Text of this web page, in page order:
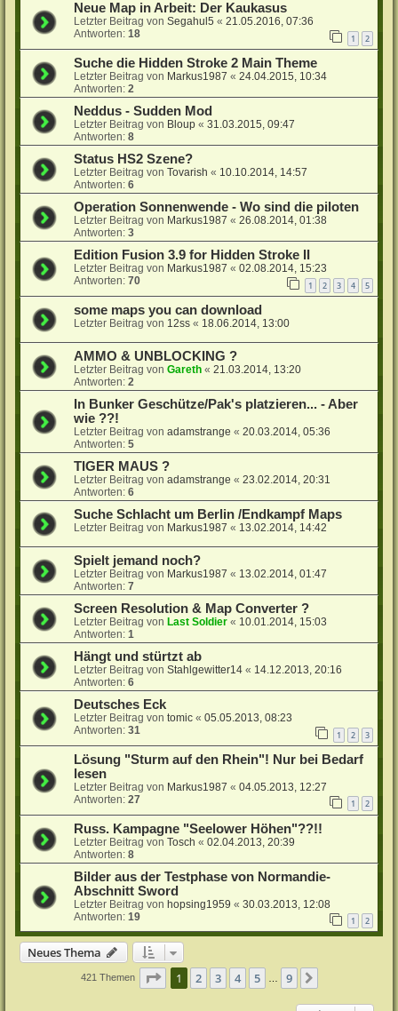
Neue Map in Arbeit: Der Kaukasus
Letzter Beitrag vonSegahul5 «21.05.2016, 07:36
Antworten:18 1 2
Suche die Hidden Stroke 2 Main Theme
Letzter Beitrag von Markus1987 «24.04.2015, 10:34
Antworten:2
Neddus - Sudden Mod
Letzter Beitrag von Bloup «31.03.2015, 09:47
Antworten:8
Status HS2 Szene?
Letzter Beitrag vonTovarish « 10.10.2014, 14:57
Antworten:6
Operation Sonnenwende - Wo sind die piloten
Letzter Beitrag von Markus1987 «26.08.2014, 01:38
Antworten:3
Edition Fusion 3.9 for Hidden Stroke II
Letzter Beitrag von Markus1987 «02.08.2014, 15:23
Antworten:70 1 2 3 4 5
some maps you can download
Letzter Beitrag von 12ss « 18.06.2014, 13:00
AMMO & UNBLOCKING ?
Letzter Beitrag vonGareth «21.03.2014, 13:20
Antworten:2
In Bunker Geschütze/Pak's platzieren... - Aber
wie ??!
Letzter Beitrag vonadamstrange «20.03.2014, 05:36
Antworten:5
TIGER MAUS ?
Letzter Beitrag vonadamstrange «23.02.2014, 20:31
Antworten:6
Suche Schlacht um Berlin /Endkampf Maps
Letzter Beitrag von Markus1987 « 13.02.2014, 14:42
Spielt jemand noch?
Letzter Beitrag von Markus1987 « 13.02.2014, 01:47
Antworten:7
Screen Resolution & Map Converter ?
Letzter Beitrag von Last Soldier « 10.01.2014, 15:03
Antworten:1
Hängt und stürtzt ab
Letzter Beitrag vonStahlgewitter14 « 14.12.2013, 20:16
Antworten:6
Deutsches Eck
Letzter Beitrag vontomic «05.05.2013, 08:23
Antworten:31 1 2 3
Lösung "Sturm auf den Rhein"! Nur bei Bedarf
lesen
Letzter Beitrag von Markus1987 «04.05.2013, 12:27
Antworten:27 1 2
Russ. Kampagne "Seelower Höhen"??!!
Letzter Beitrag vonTosch «02.04.2013, 20:39
Antworten:8
Bilder aus der Testphase von Normandie-
Abschnitt Sword
Letzter Beitrag vonhopsing1959 «30.03.2013, 12:08
Antworten:19 1 2
Neues Thema
421 Themen Seite 1von
1 2 3 4 5 9